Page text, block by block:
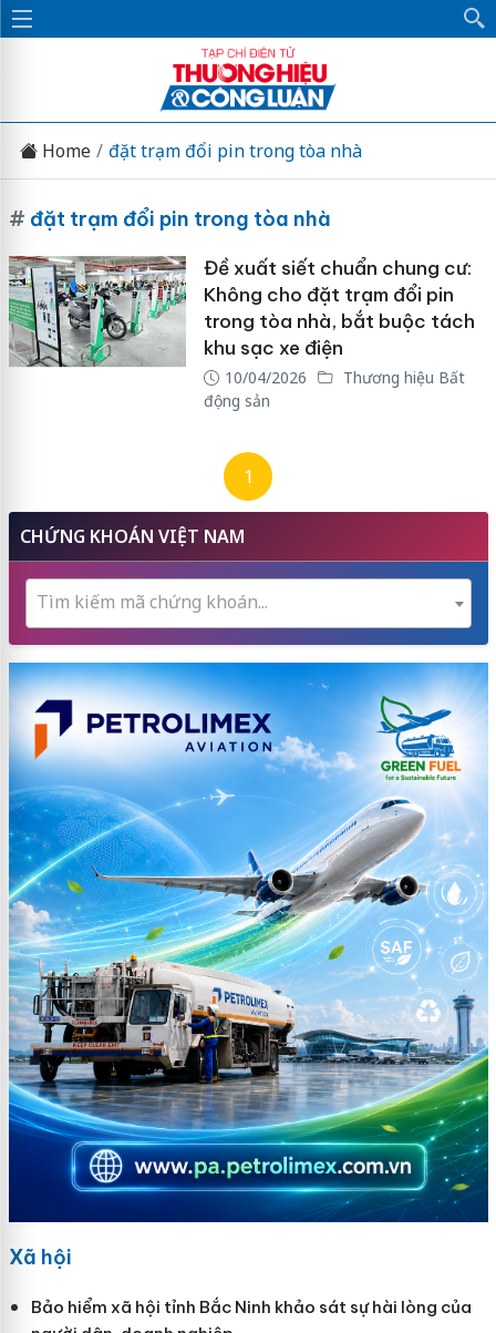
Home đặt trạm đổi pin trong tòa nhà
# đặt trạm đổi pin trong tòa nhà
Đề xuất siết chuẩn chung cư:
Không cho đặt trạm đổi pin
trong tòa nhà, bắt buộc tách
khu sạc xe điện
10/04/2026
Thương hiệu Bất
động sản
1
CHỨNG KHOÁN VIỆT NAM
Tìm kiếm mã chứng khoán...
Xã hội
Bảo hiểm xã hội tỉnh Bắc Ninh khảo sát sự hài lòng của